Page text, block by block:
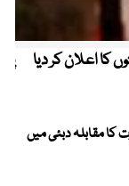
کا اعلان کر دیا
اور بھارت کا مقابلہ دبئی میں